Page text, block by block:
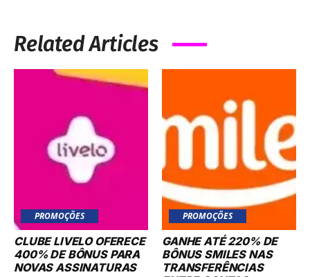
Related Articles
PROMOÇÕES
CLUBE LIVELO OFERECE
400% DE BÔNUS PARA
NOVAS ASSINATURAS
PROMOÇÕES
GANHE ATÉ 220% DE
BÔNUS SMILES NAS
TRANSFERÊNCIAS